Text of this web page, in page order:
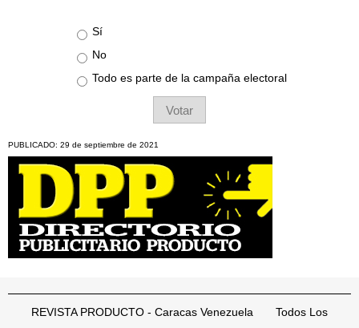
Opciones
Sí
No
Todo es parte de la campaña electoral
PUBLICADO: 29 de septiembre de 2021
REVISTA PRODUCTO - Caracas Venezuela Todos Los